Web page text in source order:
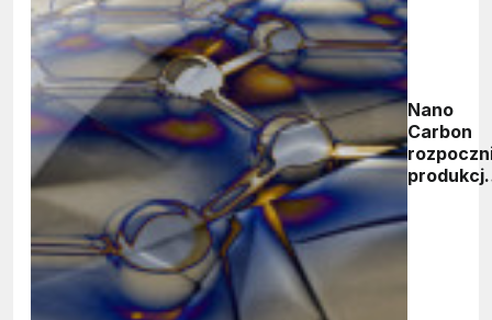
Nano
Carbon